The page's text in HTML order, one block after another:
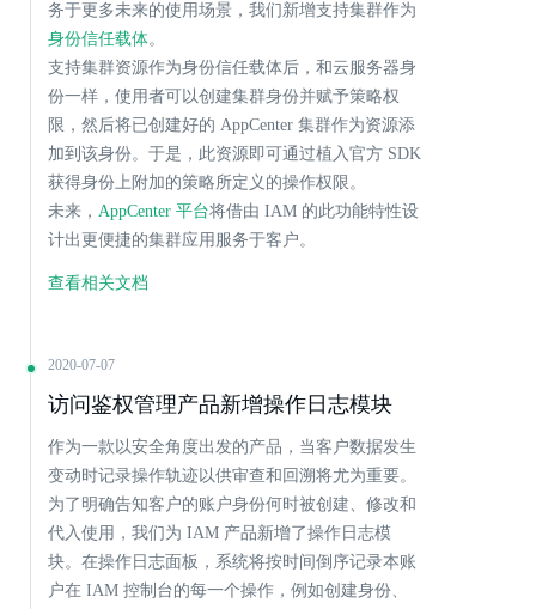
务于更多未来的使用场景，我们新增支持集群作为
身份信任载体。
支持集群资源作为身份信任载体后，和云服务器身
份一样，使用者可以创建集群身份并赋予策略权
限，然后将已创建好的 AppCenter 集群作为资源添
加到该身份。于是，此资源即可通过植入官方 SDK
获得身份上附加的策略所定义的操作权限。
未来， AppCenter 平台将借由 IAM 的此功能特性设
计出更便捷的集群应用服务于客户。
查看相关文档
2020-07-07
访问鉴权管理产品新增操作日志模块
作为一款以安全角度出发的产品，当客户数据发生
变动时记录操作轨迹以供审查和回溯将尤为重要。
为了明确告知客户的账户身份何时被创建、修改和
代入使用，我们为 IAM 产品新增了操作日志模
块。在操作日志面板，系统将按时间倒序记录本账
户在 IAM 控制台的每一个操作，例如创建身份、